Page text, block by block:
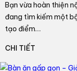
Bạn vừa hoàn thiện
đang tìm kiếm một
tạo điểm…
CHI TIẾT